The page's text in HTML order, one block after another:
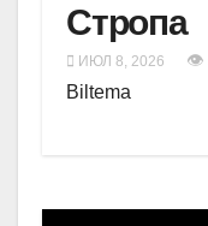
Стропа
ИЮЛ 8, 2026 👁
Biltema